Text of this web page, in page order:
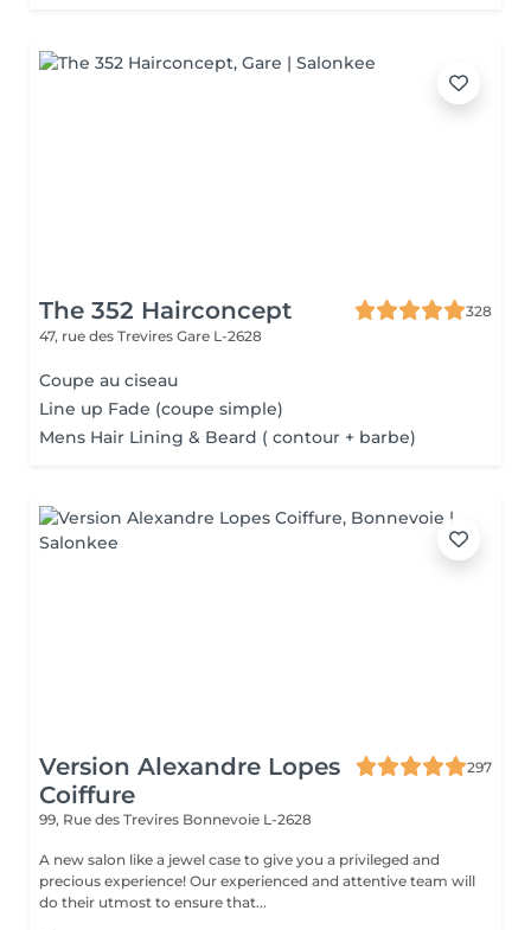
The 352 Hairconcept
328
47, rue des Trevires Gare L-2628
Coupe au ciseau
Line up Fade (coupe simple)
Mens Hair Lining & Beard ( contour + barbe)
Version Alexandre Lopes
Coiffure
297
99, Rue des Trevires Bonnevoie L-2628
A new salon like a jewel case to give you a privileged and
precious experience! Our experienced and attentive team will
do their utmost to ensure that...